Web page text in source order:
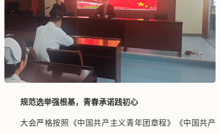
规范选举强根基，青春承诺践初心
大会严格按照《中国共产主义青年团章程》《中国共产